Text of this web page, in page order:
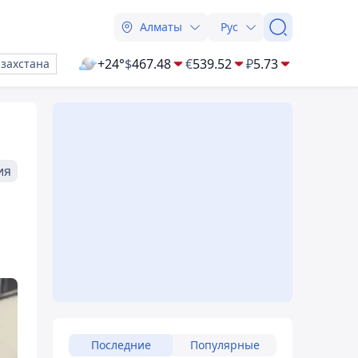
Алматы Рус
+24°$467.48 €539.52 ₽5.73
Последние Популярные